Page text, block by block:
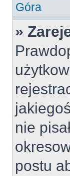
Góra
»
nie
postu